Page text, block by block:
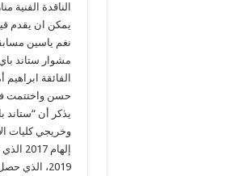
الناقدة
يمكن ان يقدم
نغم ياسين
مشوار ستاند
الفائقة
حسن واختتمت